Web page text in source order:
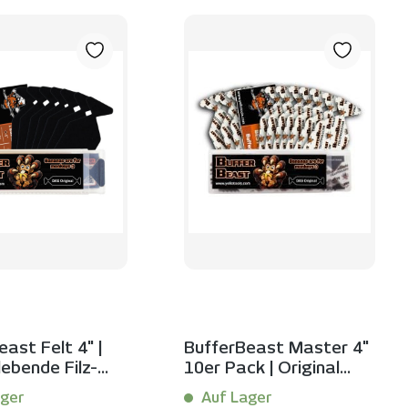
Felt 4" |
Filz-
für
BufferBeast Master 4"
10er Pack | Original
Yellotools Rakelpolster
Auf Lager